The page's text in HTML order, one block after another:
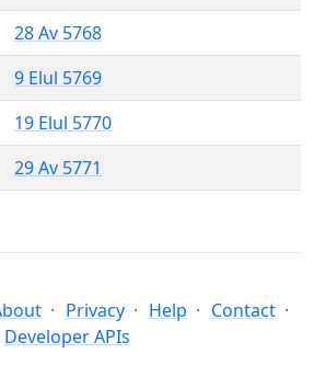
28 Av 5768
9 Elul 5769
19 Elul 5770
29 Av 5771
Privacy Help
Contact
Developer APIs